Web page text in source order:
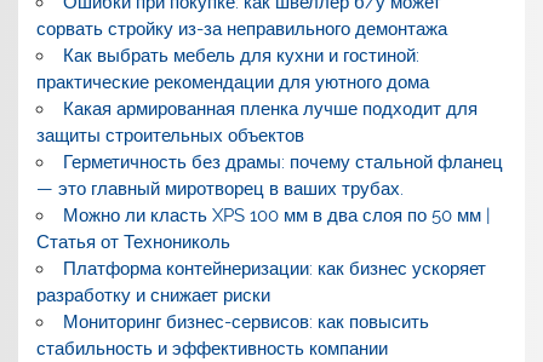
сорвать стройку из-за неправильного демонтажа
Как выбрать мебель для кухни и гостиной:
практические рекомендации для уютного дома
Какая армированная пленка лучше подходит для
защиты строительных объектов
Герметичность без драмы: почему стальной фланец
— это главный миротворец в ваших трубах.
Можно ли класть XPS 100 мм в два слоя по 50 мм |
Статья от Технониколь
Платформа контейнеризации: как бизнес ускоряет
разработку и снижает риски
Мониторинг бизнес-сервисов: как повысить
стабильность и эффективность компании